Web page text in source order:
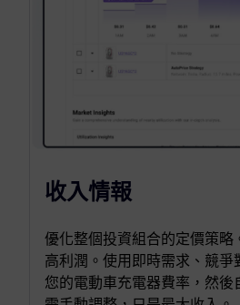
收入情報
優化整個投資組合的定價策略
高利潤。使用即時需求、競爭
您的電動車充電器費率，然後